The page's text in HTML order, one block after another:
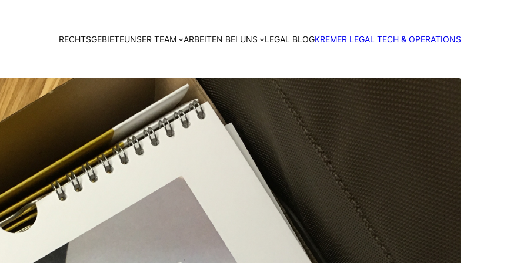
RECHTSGEBIETEUNSER TEAM ARBEITEN BEI UNS LEGAL BLOGKREMER LEGAL TECH & OPERATIONS